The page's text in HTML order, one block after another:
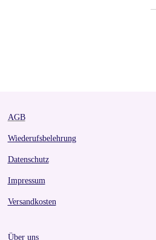
AGB
Wiederufsbelehrung
Datenschutz
Impressum
Versandkosten
Über uns